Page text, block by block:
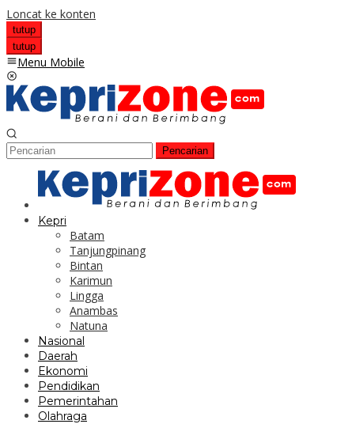
Loncat ke konten
tutup
tutup
Menu Mobile
Pencarian
Kepri
Batam
Tanjungpinang
Bintan
Karimun
Lingga
Anambas
Natuna
Nasional
Daerah
Ekonomi
Pendidikan
Pemerintahan
Olahraga